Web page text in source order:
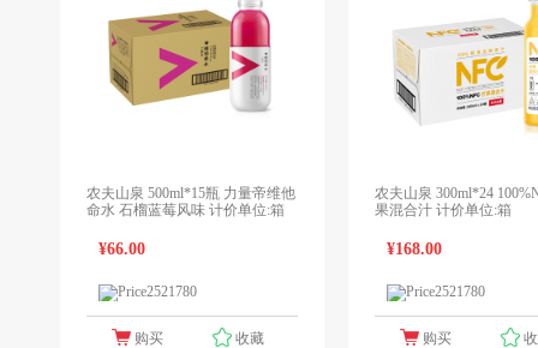
农夫山泉 500ml*15瓶 力量帝维他
命水 石榴蓝莓风味 计价单位:箱
¥66.00
购买 收藏
农夫山泉 300ml*24
果混合汁 计价单位:箱
¥168.00
购买